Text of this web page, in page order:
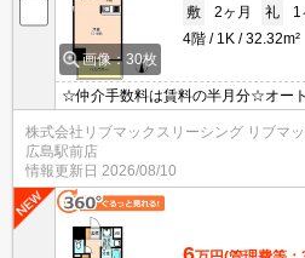
画像：30枚
敷
2ヶ月 礼
1
4階
1K 32.32m²
☆仲介手数料は賃料の半月分☆オー
機・温水洗浄便座・など設備も充実
ｘあり☆近隣にスーパー・コンビニ
株式会社リブマックスリーシング リブマ
広島駅前店
情報更新日 2026/08/10